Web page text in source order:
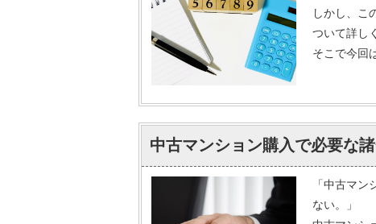
しかし、こ
ついて詳し
そこで今回
中古マンション購入で必要な
「中古マ
ない。」